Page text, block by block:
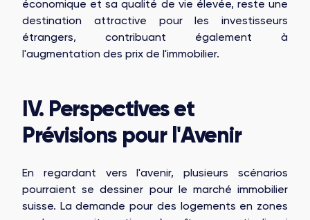
économique et sa qualité de vie élevée, reste une
destination attractive pour les investisseurs
étrangers, contribuant également à
l'augmentation des prix de l'immobilier.
IV. Perspectives et
Prévisions pour l'Avenir
En regardant vers l'avenir, plusieurs scénarios
pourraient se dessiner pour le marché immobilier
suisse. La demande pour des logements en zones